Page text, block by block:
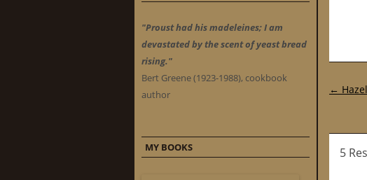
Post
←
5
"Proust had his madeleines; I am
devastated by the scent of yeast bread
rising."
Bert Greene (1923-1988), cookbook
author
MY BOOKS